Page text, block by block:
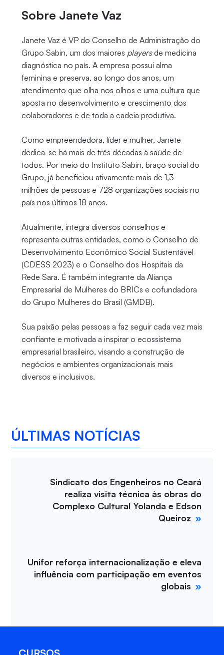
Sobre Janete Vaz
Janete Vaz é VP do Conselho de Administração do
Grupo Sabin, um dos maiores playersde medicina
diagnóstica no país. A empresa possui alma
feminina e preserva, ao longo dos anos, um
atendimento que olha nos olhos e uma cultura que
aposta no desenvolvimento e crescimento dos
colaboradores e de toda a cadeia produtiva.
Como empreendedora, líder e mulher, Janete
dedica-se há mais de três décadas à saúde de
todos. Por meio do Instituto Sabin, braço social do
Grupo, já beneficiou ativamente mais de 1,3
milhões de pessoas e 728 organizações sociais no
país nos últimos 18 anos.
Atualmente, integra diversos conselhos e
representa outras entidades, como o Conselho de
Desenvolvimento Econômico Social Sustentável
(CDESS 2023) e o Conselho dos Hospitais da
Rede Sara. É também integrante da Aliança
Empresarial de Mulheres do BRICs e cofundadora
do Grupo Mulheres do Brasil (GMDB).
Sua paixão pelas pessoas a faz seguir cada vez mais
confiante e motivada a inspirar o ecossistema
empresarial brasileiro, visando a construção de
negócios e ambientes organizacionais mais
diversos e inclusivos.
ÚLTIMAS NOTÍCIAS
Sindicato dos Engenheiros no Ceará
realiza visita técnica às obras do
Complexo Cultural Yolanda e Edson
Queiroz
Unifor reforça internacionalização e eleva
influência com participação em eventos
globais